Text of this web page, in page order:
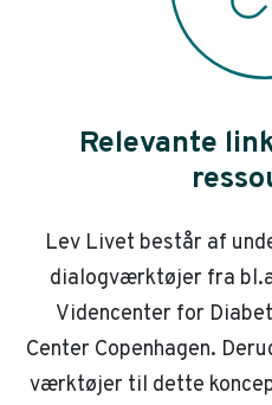
Relevante
Lev Livet består af
dialogværktøjer fra
Videncenter for
Center Copenhagen.
værktøjer til dette